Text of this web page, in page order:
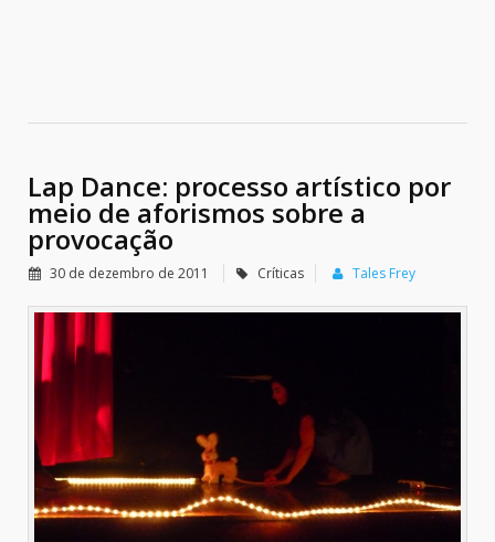
Lap Dance: processo artístico por
meio de aforismos sobre a
provocação
30 de dezembro de 2011 Críticas Tales Frey